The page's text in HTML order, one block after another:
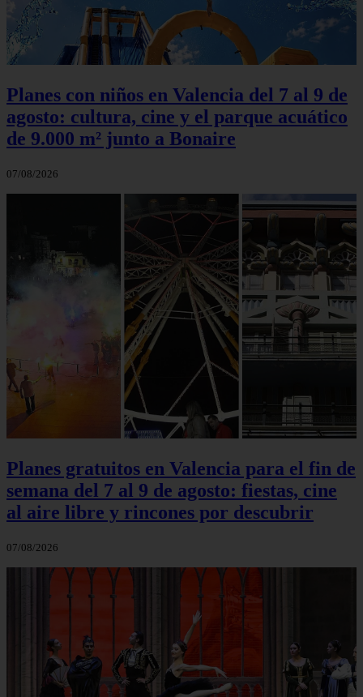
Planes con niños en Valencia del 7 al 9 de
agosto: cultura, cine y el parque acuático
de 9.000 m² junto a Bonaire
07/08/2026
Planes gratuitos en Valencia para el fin de
semana del 7 al 9 de agosto: fiestas, cine
al aire libre y rincones por descubrir
07/08/2026